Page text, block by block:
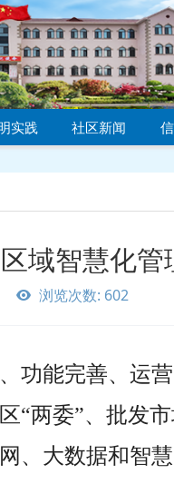
实践 社区新闻
域智慧化管
浏览次数: 602
功能完善、运
“两委”、批发
、大数据和智